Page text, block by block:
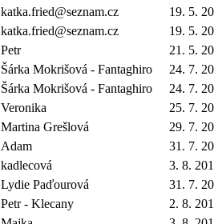
katka.fried@seznam.cz
19. 5.
katka.fried@seznam.cz
19. 5.
Petr
21. 5.
Šárka Mokrišová - Fantaghiro
24. 7.
Šárka Mokrišová - Fantaghiro
24. 7.
Veronika
25. 7.
Martina Grešlová
29. 7.
Adam
31. 7.
kadlecová
3. 8.
Lydie Paďourová
31. 7.
Petr - Klecany
2. 8.